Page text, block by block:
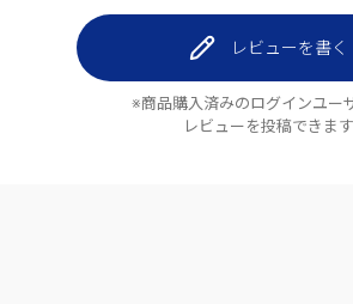
レビューを書く
※商品購入済みのログインユー
レビューを投稿できます